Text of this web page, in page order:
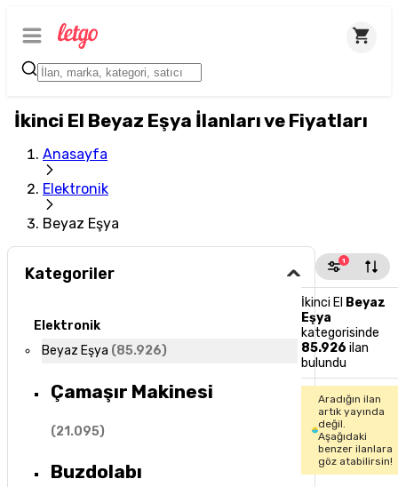
İkinci El Beyaz Eşya İlanları ve Fiyatları
Anasayfa
Elektronik
Beyaz Eşya
Kategoriler
Elektronik
Beyaz Eşya (85.926)
Çamaşır Makinesi
(21.095)
Buzdolabı
1
İkinci El Beyaz
Eşya
kategorisinde
85.926 ilan
bulundu
Aradığın ilan
artık yayında
değil.
Aşağıdaki
benzer ilanlara
göz atabilirsin!